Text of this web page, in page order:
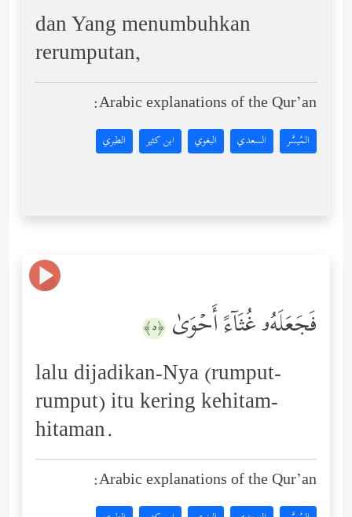
dan Yang menumbuhkan
rerumputan,
Arabic explanations of the Qur’an:
المُيسَّر السعدي البغوي ابن كثير الطبري
فَجَعَلَهُۥ غُثَاۤءً أَحۡوَىٰ ﴿٥﴾
lalu dijadikan-Nya (rumput-
rumput) itu kering kehitam-
hitaman.
Arabic explanations of the Qur’an: